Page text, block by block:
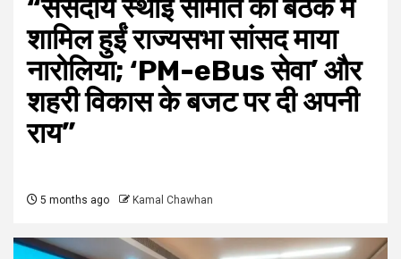
“संसदीय स्थाई समिति की बैठक में
शामिल हुईं राज्यसभा सांसद माया
नारोलिया; ‘PM-eBus सेवा’ और
शहरी विकास के बजट पर दी अपनी
राय”
5 months ago Kamal Chawhan